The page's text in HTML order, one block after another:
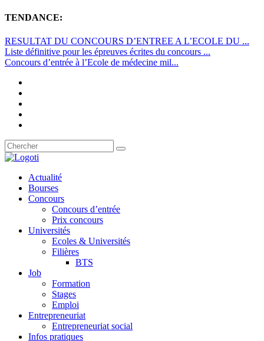
TENDANCE:
RESULTAT DU CONCOURS D’ENTREE A L’ECOLE DU ...
Liste définitive pour les épreuves écrites du concours ...
Concours d’entrée à l’Ecole de médecine mil...
Actualité
Bourses
Concours
Concours d’entrée
Prix concours
Universités
Ecoles & Universités
Filières
BTS
Job
Formation
Stages
Emploi
Entrepreneuriat
Entrepreneuriat social
Infos pratiques